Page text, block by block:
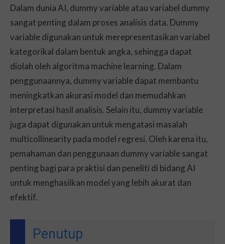
Dalam dunia AI, dummy variable atau variabel dummy
sangat penting dalam proses analisis data. Dummy
variable digunakan untuk merepresentasikan variabel
kategorikal dalam bentuk angka, sehingga dapat
diolah oleh algoritma machine learning. Dalam
penggunaannya, dummy variable dapat membantu
meningkatkan akurasi model dan memudahkan
interpretasi hasil analisis. Selain itu, dummy variable
juga dapat digunakan untuk mengatasi masalah
multicollinearity pada model regresi. Oleh karena itu,
pemahaman dan penggunaan dummy variable sangat
penting bagi para praktisi dan peneliti di bidang AI
untuk menghasilkan model yang lebih akurat dan
efektif.
Penutup